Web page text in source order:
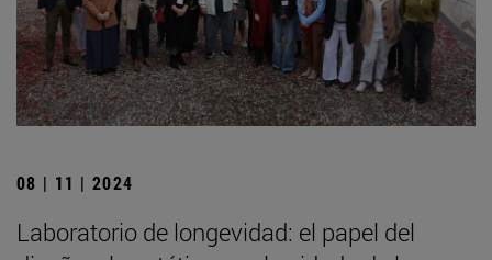
08 | 11 | 2024
Laboratorio de longevidad: el papel del